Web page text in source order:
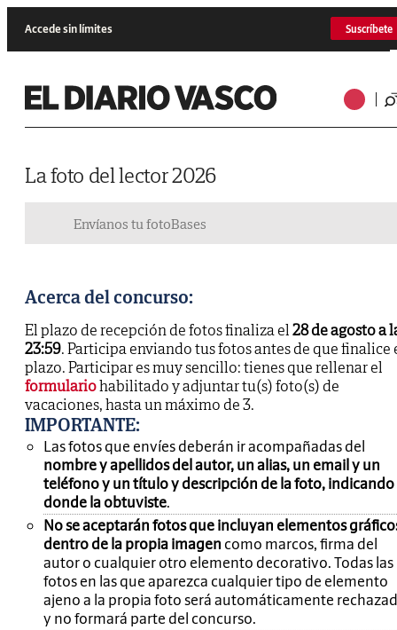
Accede sin límites Suscríbete
La foto del lector 2026
Envíanos tu fotoBases
Acerca del concurso:
El plazo de recepción de fotos finaliza el28 de agosto a
23:59. Participa enviando tus fotos antes de que finalice
plazo. Participar es muy sencillo: tienes que rellenar el
formulariohabilitado y adjuntar tu(s) foto(s) de
vacaciones, hasta un máximo de 3.
IMPORTANTE:
Las fotos que envíes deberán ir acompañadas del
nombre y apellidos del autor, un alias, un email y un
teléfono y un título y descripción de la foto, indicando
donde la obtuviste.
No se aceptarán fotos que incluyan elementos
dentro de la propia imagen como marcos, firma del
autor o cualquier otro elemento decorativo. Todas las
fotos en las que aparezca cualquier tipo de elemento
ajeno a la propia foto será automáticamente
y no formará parte del concurso.